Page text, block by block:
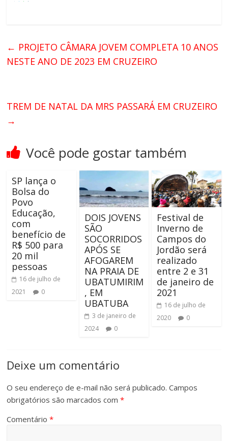
← PROJETO CÂMARA JOVEM COMPLETA 10 ANOS
NESTE ANO DE 2023 EM CRUZEIRO
TREM DE NATAL DA MRS PASSARÁ EM CRUZEIRO
→
Você pode gostar também
SP lança o
Bolsa do
Povo
Educação,
com
benefício de
R$ 500 para
20 mil
pessoas
16 de julho de
2021
0
DOIS JOVENS
SÃO
SOCORRIDOS
APÓS SE
AFOGAREM
NA PRAIA DE
UBATUMIRIM
, EM
UBATUBA
3 de janeiro de
2024
0
Festival de
Inverno de
Campos do
Jordão será
realizado
entre 2 e 31
de janeiro de
2021
16 de julho de
2020
0
Deixe um comentário
O seu endereço de e-mail não será publicado. Campos
obrigatórios são marcados com*
Comentário*